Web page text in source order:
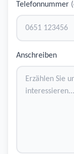
Telefonnummer
Anschreiben